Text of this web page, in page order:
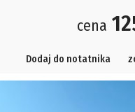
cena
Dodaj do notatnika